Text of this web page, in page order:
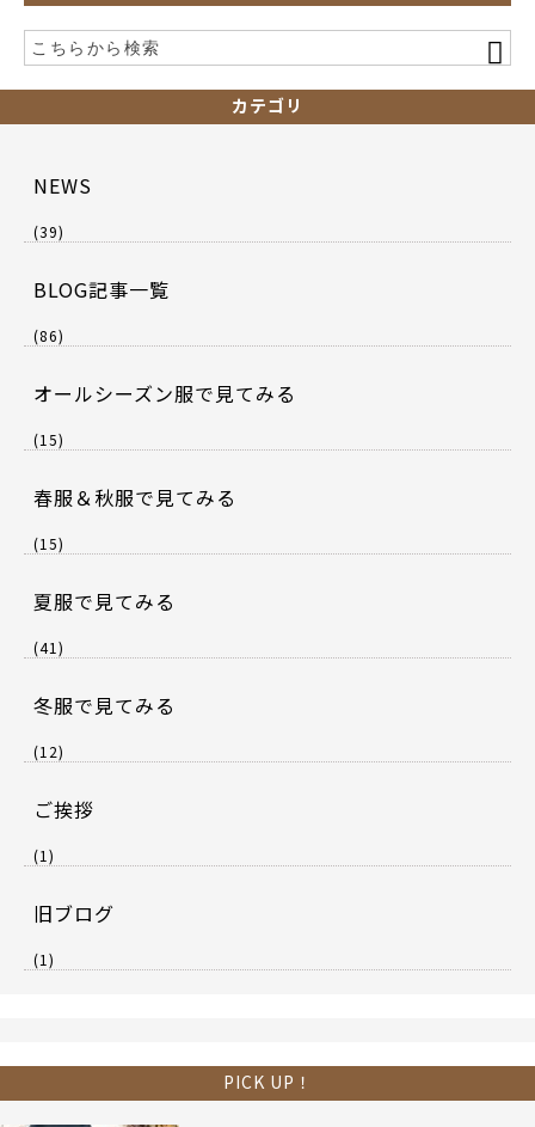
カテゴリ
NEWS
(39)
BLOG記事一覧
(86)
オールシーズン服で見てみる
(15)
春服＆秋服で見てみる
(15)
夏服で見てみる
(41)
冬服で見てみる
(12)
ご挨拶
(1)
旧ブログ
(1)
PICK UP！